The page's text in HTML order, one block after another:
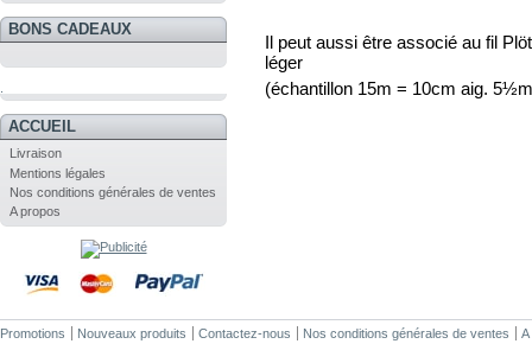
BONS CADEAUX
ACCUEIL
Livraison
Mentions légales
Nos conditions générales de ventes
A propos
Il peut aussi être associé au fil
léger
(échantillon 15m = 10cm aig.
Promotions Nouveaux produits Contactez-nous Nos conditions générales de ventes A